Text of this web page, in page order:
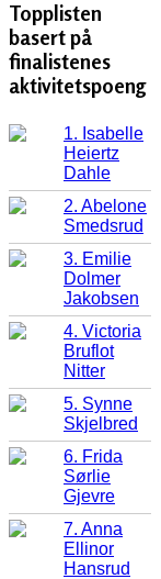
Topplisten
basert på
finalistenes
aktivitetspoeng
1. Isabelle
Heiertz
Dahle
2. Abelone
Smedsrud
3. Emilie
Dolmer
Jakobsen
4. Victoria
Bruflot
Nitter
5. Synne
Skjelbred
6. Frida
Sørlie
Gjevre
7. Anna
Ellinor
Hansrud